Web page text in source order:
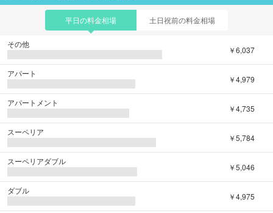
平日の料金相場 土日祝前の料金相場
その他
￥6,037
アパート
￥4,979
アパートメント
￥4,735
スーペリア
￥5,784
スーペリアダブル
￥5,046
ダブル
￥4,975